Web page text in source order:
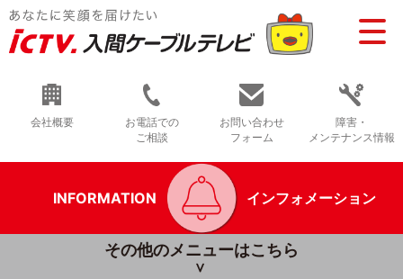
会社概要
お電話での
ご相談
お問い合わせ
フォーム
障害・
メンテナンス情報
INFORMATION インフォメーション
その他のメニューはこちら